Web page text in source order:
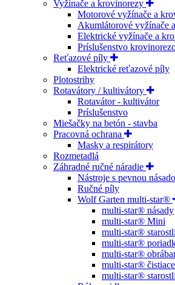
Vyžínače a krovinorezy
Motorové vyžínače a
Akumlátorové vyžínače
Elektrické vyžínače a
Príslušenstvo
Reťazové píly
Elektrické reťazové píly
Plotostrihy
Rotavátory / kultivátory
Rotavátor - kultivátor
Príslušenstvo
Miešačky na betón - stavba
Pracovná ochrana
Masky a respirátory
Rozmetadlá
Záhradné ručné náradie
Nástroje s pevnou
Ručné píly
Wolf Garten multi-star®
multi-star® násady
multi-star® Mini
multi-star®
multi-star®
multi-star®
multi-star®
multi-star®